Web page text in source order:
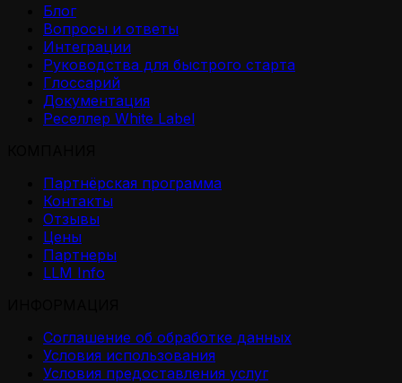
Блог
Вопросы и ответы
Интеграции
Руководства для быстрого старта
Глоссарий
Документация
Реселлер White Label
Партнёрская программа
Контакты
Отзывы
Цены
Партнеры
LLM Info
Соглашение об обработке данных
Условия использования
Условия предоставления услуг